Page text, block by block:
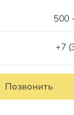
500
+7
Позвонить